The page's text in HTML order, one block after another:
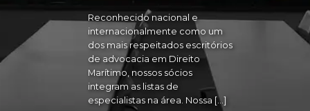
Reconhecido nacional e
internacionalmente como um
dos mais respeitados escritórios
de advocacia em Direito
Marítimo, nossos sócios
integram as listas de
especialistas na área. Nossa […]